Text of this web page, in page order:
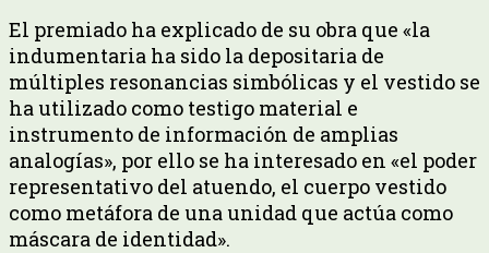
El premiado ha explicado de su obra que «la
indumentaria ha sido la depositaria de
múltiples resonancias simbólicas y el vestido se
ha utilizado como testigo material e
instrumento de información de amplias
analogías», por ello se ha interesado en «el poder
representativo del atuendo, el cuerpo vestido
como metáfora de una unidad que actúa como
máscara de identidad».